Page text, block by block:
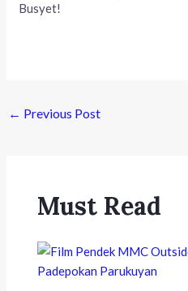
Busyet!
← Previous Post
Must Read